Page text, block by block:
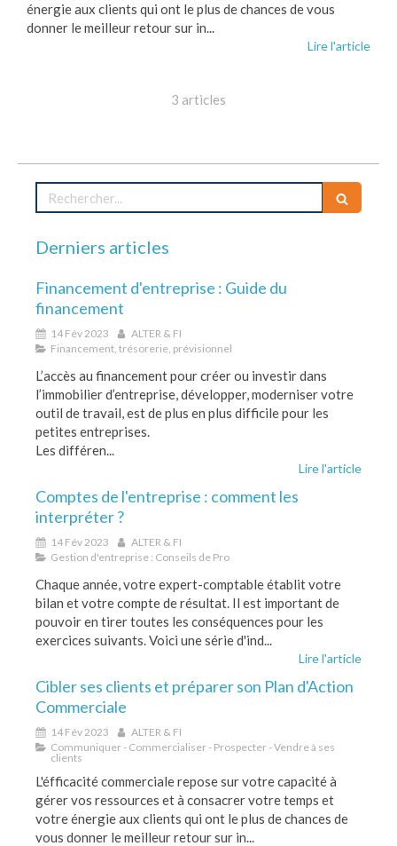
énergie aux clients qui ont le plus de chances de vous
donner le meilleur retour sur in...
Lire l'article
3 articles
Rechercher
Derniers articles
Financement d'entreprise : Guide du
financement
14 Fév 2023
ALTER & FI
Financement, trésorerie, prévisionnel
L’accès au financement pour créer ou investir dans
l’immobilier d’entreprise, développer, moderniser votre
outil de travail, est de plus en plus difficile pour les
petites entreprises.
Les différen...
Lire l'article
Comptes de l'entreprise : comment les
interpréter ?
14 Fév 2023
ALTER & FI
Gestion d'entreprise : Conseils de Pro
Chaque année, votre expert-comptable établit votre
bilan et votre compte de résultat. Il est important de
pouvoir en tirer toutes les conséquences pour les
exercices suivants. Voici une série d'ind...
Lire l'article
Cibler ses clients et préparer son Plan d'Action
Commerciale
14 Fév 2023
ALTER & FI
Communiquer - Commercialiser - Prospecter - Vendre à ses
clients
L'éfficacité commerciale repose sur votre capacité à
gérer vos ressources et à consacrer votre temps et
votre énergie aux clients qui ont le plus de chances de
vous donner le meilleur retour sur in...